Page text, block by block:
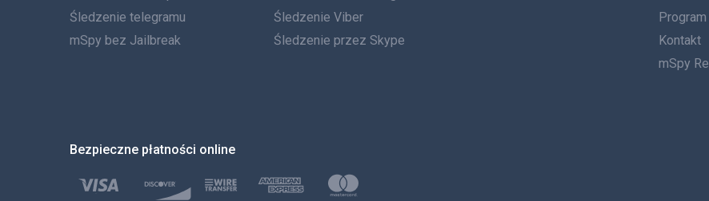
Śledzenie telegramu
mSpy bez Jailbreak
Śledzenie Viber
Śledzenie przez Skype
Kontakt
mSpy
Bezpieczne płatności online